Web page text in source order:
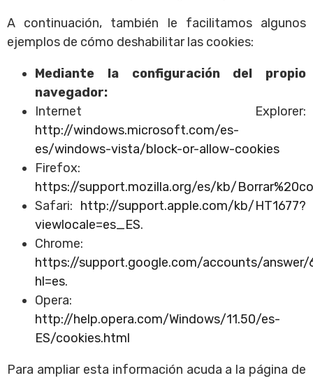
A continuación, también le facilitamos algunos
ejemplos de cómo deshabilitar las cookies:
Mediante la configuración del propio
navegador:
Internet Explorer:
http://windows.microsoft.com/es-
es/windows-vista/block-or-allow-cookies
Firefox:
https://support.mozilla.org/es/kb/
Safari: http://support.apple.com/kb/HT1677?
viewlocale=es_ES.
Chrome:
https://support.google.com/accounts/answer/
hl=es.
Opera:
http://help.opera.com/Windows/11.50/es-
ES/cookies.html
Para ampliar esta información acuda a la página de